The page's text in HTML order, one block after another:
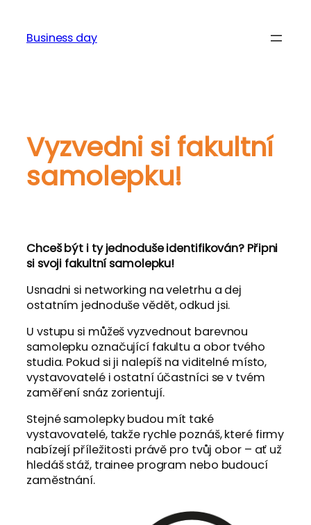
obsahBusiness day
Vyzvedni si fakultní
samolepku!
Chceš být i ty jednoduše identifikován? Připni
si svoji fakultní samolepku!
Usnadni si networking na veletrhu a dej
ostatním jednoduše vědět, odkud jsi.
U vstupu si můžeš vyzvednout barevnou
samolepku označující fakultu a obor tvého
studia. Pokud si ji nalepíš na viditelné místo,
vystavovatelé i ostatní účastníci se v tvém
zaměření snáz zorientují.
Stejné samolepky budou mít také
vystavovatelé, takže rychle poznáš, které firmy
nabízejí příležitosti právě pro tvůj obor – ať už
hledáš stáž, trainee program nebo budoucí
zaměstnání.